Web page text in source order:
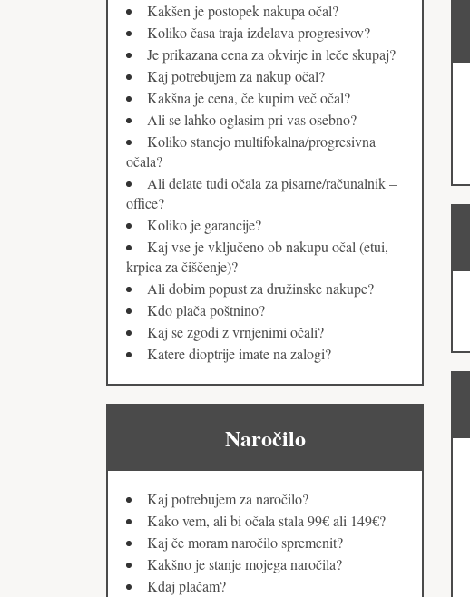
Kakšen je postopek nakupa očal?
Koliko časa traja izdelava progresivov?
Je prikazana cena za okvirje in leče skupaj?
Kaj potrebujem za nakup očal?
Kakšna je cena, če kupim več očal?
Ali se lahko oglasim pri vas osebno?
Koliko stanejo multifokalna/progresivna
očala?
Ali delate tudi očala za pisarne/računalnik –
office?
Koliko je garancije?
Kaj vse je vključeno ob nakupu očal (etui,
krpica za čiščenje)?
Ali dobim popust za družinske nakupe?
Kdo plača poštnino?
Kaj se zgodi z vrnjenimi očali?
Katere dioptrije imate na zalogi?
Naročilo
Kaj potrebujem za naročilo?
Kako vem, ali bi očala stala 99€ ali 149€?
Kaj če moram naročilo spremenit?
Kakšno je stanje mojega naročila?
Kdaj plačam?